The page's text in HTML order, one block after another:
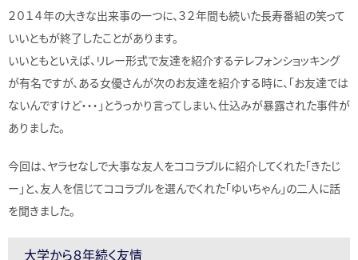
２０１４年の大きな出来事の一つに、３２年間も続いた長寿番組の笑って
いいともが終了したことがあります。
いいともといえば、リレー形式で友達を紹介するテレフォンショッキング
が有名ですが、ある女優さんが次のお友達を紹介する時に、「お友達では
ないんですけど・・・」とうっかり言ってしまい、仕込みが暴露された事件が
ありました。
今回は、ヤラセなしで大事な友人をココラブルに紹介してくれた「きたじ
ー」と、友人を信じてココラブルを選んでくれた「ゆいちゃん」の二人に話
を聞きました。
大学から８年続く友情